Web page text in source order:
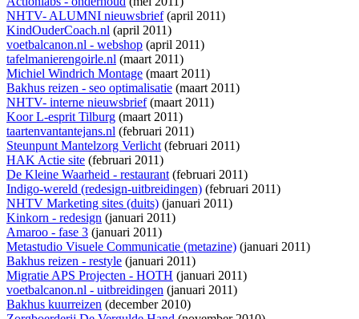
NHTV- ALUMNI nieuwsbrief(april 2011)
KindOuderCoach.nl (april 2011)
voetbalcanon.nl - webshop (april 2011)
tafelmanierengoirle.nl (maart 2011)
Michiel Windrich Montage (maart 2011)
Bakhus reizen - seo optimalisatie (maart 2011)
NHTV- interne nieuwsbrief(maart 2011)
Koor L-esprit Tilburg (maart 2011)
taartenvantantejans.nl (februari 2011)
Steunpunt Mantelzorg Verlicht(februari 2011)
HAK Actie site (februari 2011)
De Kleine Waarheid - restaurant(februari 2011)
Indigo-wereld (redesign-uitbreidingen) (februari 2011)
NHTV Marketing sites (duits) (januari 2011)
Kinkorn - redesign (januari 2011)
Amaroo - fase 3 (januari 2011)
Metastudio Visuele Communicatie (metazine) (januari 2011)
Bakhus reizen - restyle (januari 2011)
Migratie APS Projecten - HOTH (januari 2011)
voetbalcanon.nl - uitbreidingen (januari 2011)
Bakhus kuurreizen (december 2010)